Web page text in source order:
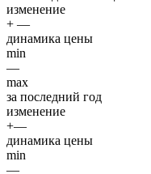
изменение
+ —
динамика цены
min
—
max
за последний год
изменение
+—
динамика цены
min
—